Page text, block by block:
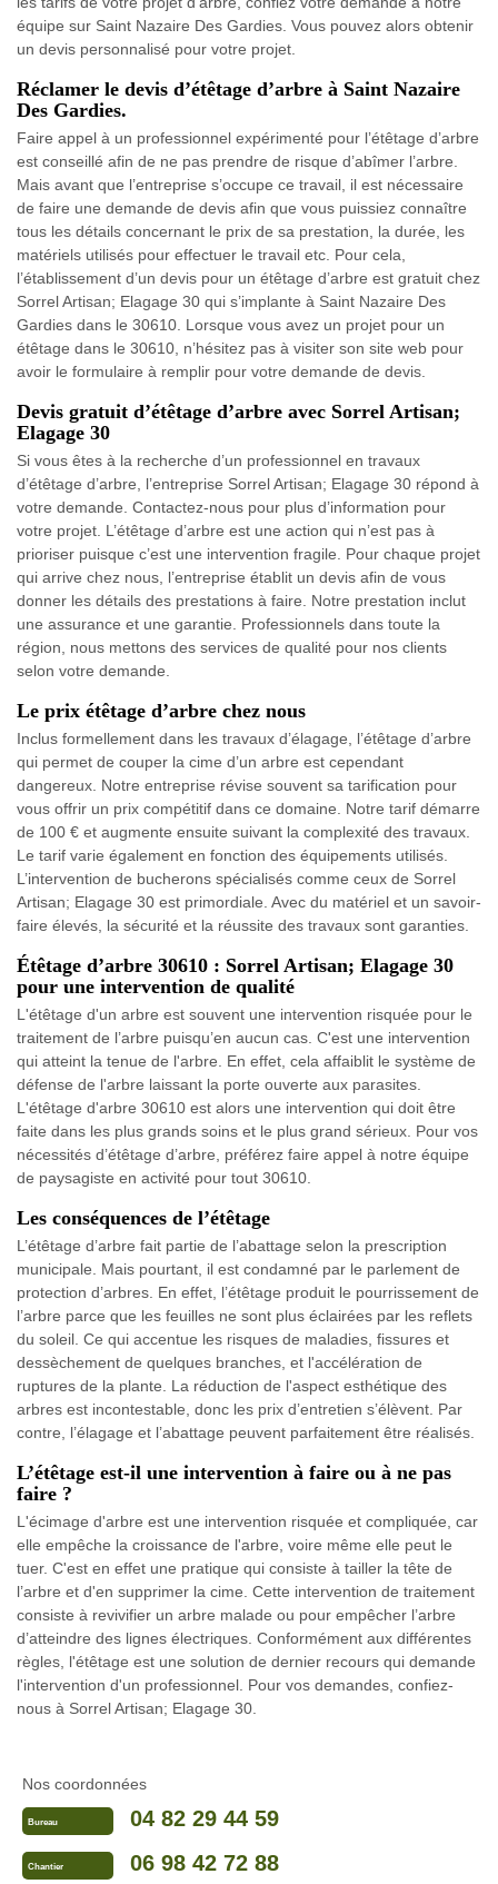
équipe sur Saint Nazaire Des Gardies. Vous pouvez alors obtenir
un devis personnalisé pour votre projet.
Réclamer le devis d’étêtage d’arbre à Saint Nazaire
Des Gardies.
Faire appel à un professionnel expérimenté pour l’étêtage d’arbre
est conseillé afin de ne pas prendre de risque d’abîmer l’arbre.
Mais avant que l’entreprise s’occupe ce travail, il est nécessaire
de faire une demande de devis afin que vous puissiez connaître
tous les détails concernant le prix de sa prestation, la durée, les
matériels utilisés pour effectuer le travail etc. Pour cela,
l’établissement d’un devis pour un étêtage d’arbre est gratuit chez
Sorrel Artisan; Elagage 30 qui s’implante à Saint Nazaire Des
Gardies dans le 30610. Lorsque vous avez un projet pour un
étêtage dans le 30610, n’hésitez pas à visiter son site web pour
avoir le formulaire à remplir pour votre demande de devis.
Devis gratuit d’étêtage d’arbre avec Sorrel Artisan;
Elagage 30
Si vous êtes à la recherche d’un professionnel en travaux
d’étêtage d’arbre, l’entreprise Sorrel Artisan; Elagage 30 répond à
votre demande. Contactez-nous pour plus d’information pour
votre projet. L’étêtage d’arbre est une action qui n’est pas à
prioriser puisque c’est une intervention fragile. Pour chaque projet
qui arrive chez nous, l’entreprise établit un devis afin de vous
donner les détails des prestations à faire. Notre prestation inclut
une assurance et une garantie. Professionnels dans toute la
région, nous mettons des services de qualité pour nos clients
selon votre demande.
Le prix étêtage d’arbre chez nous
Inclus formellement dans les travaux d’élagage, l’étêtage d’arbre
qui permet de couper la cime d’un arbre est cependant
dangereux. Notre entreprise révise souvent sa tarification pour
vous offrir un prix compétitif dans ce domaine. Notre tarif démarre
de 100 € et augmente ensuite suivant la complexité des travaux.
Le tarif varie également en fonction des équipements utilisés.
L’intervention de bucherons spécialisés comme ceux de Sorrel
Artisan; Elagage 30 est primordiale. Avec du matériel et un savoir-
faire élevés, la sécurité et la réussite des travaux sont garanties.
Étêtage d’arbre 30610 : Sorrel Artisan; Elagage 30
pour une intervention de qualité
L'étêtage d'un arbre est souvent une intervention risquée pour le
traitement de l’arbre puisqu’en aucun cas. C'est une intervention
qui atteint la tenue de l'arbre. En effet, cela affaiblit le système de
défense de l'arbre laissant la porte ouverte aux parasites.
L'étêtage d'arbre 30610 est alors une intervention qui doit être
faite dans les plus grands soins et le plus grand sérieux. Pour vos
nécessités d’étêtage d’arbre, préférez faire appel à notre équipe
de paysagiste en activité pour tout 30610.
Les conséquences de l’étêtage
L’étêtage d’arbre fait partie de l’abattage selon la prescription
municipale. Mais pourtant, il est condamné par le parlement de
protection d’arbres. En effet, l’étêtage produit le pourrissement de
l’arbre parce que les feuilles ne sont plus éclairées par les reflets
du soleil. Ce qui accentue les risques de maladies, fissures et
dessèchement de quelques branches, et l'accélération de
ruptures de la plante. La réduction de l'aspect esthétique des
arbres est incontestable, donc les prix d’entretien s’élèvent. Par
contre, l’élagage et l’abattage peuvent parfaitement être réalisés.
L’étêtage est-il une intervention à faire ou à ne pas
faire ?
L'écimage d'arbre est une intervention risquée et compliquée, car
elle empêche la croissance de l'arbre, voire même elle peut le
tuer. C'est en effet une pratique qui consiste à tailler la tête de
l’arbre et d'en supprimer la cime. Cette intervention de traitement
consiste à revivifier un arbre malade ou pour empêcher l’arbre
d’atteindre des lignes électriques. Conformément aux différentes
règles, l'étêtage est une solution de dernier recours qui demande
l'intervention d'un professionnel. Pour vos demandes, confiez-
nous à Sorrel Artisan; Elagage 30.
Nos coordonnées
Bureau 04 82 29 44 59
Chantier 06 98 42 72 88